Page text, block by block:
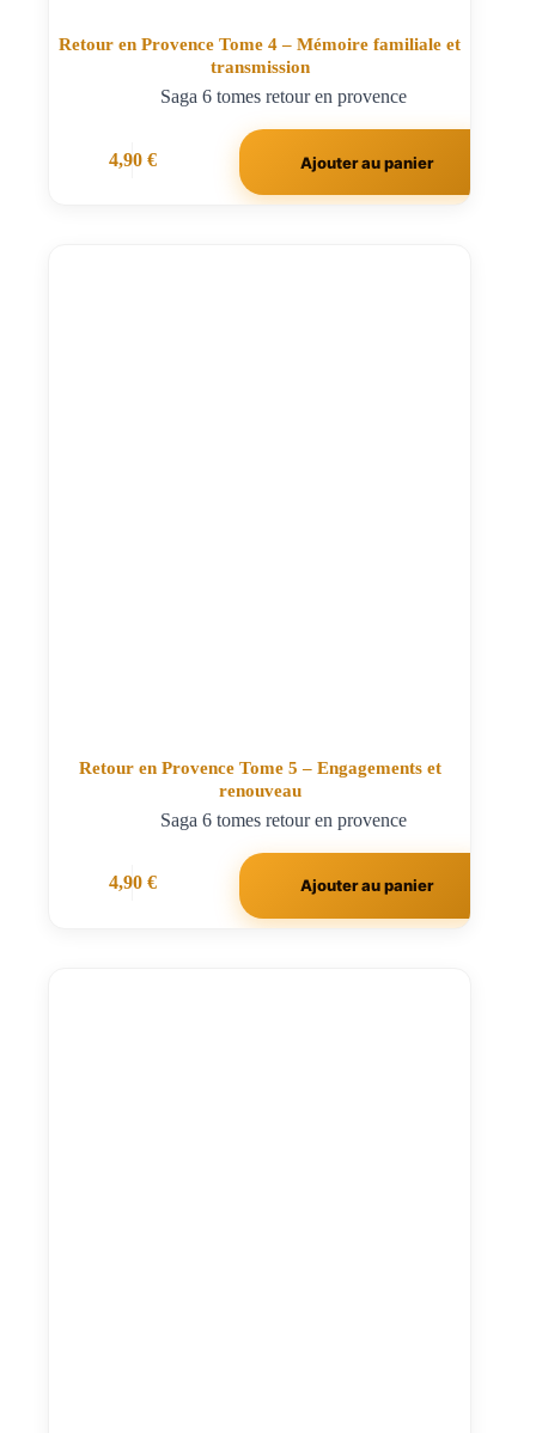
Retour en Provence Tome 4 – Mémoire familiale et
transmission
Saga 6 tomes retour en provence
4,90 € Ajouter au panier
Retour en Provence Tome 5 – Engagements et
renouveau
Saga 6 tomes retour en provence
4,90 € Ajouter au panier